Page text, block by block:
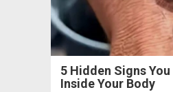
5 Hidden Signs
Inside Your Body